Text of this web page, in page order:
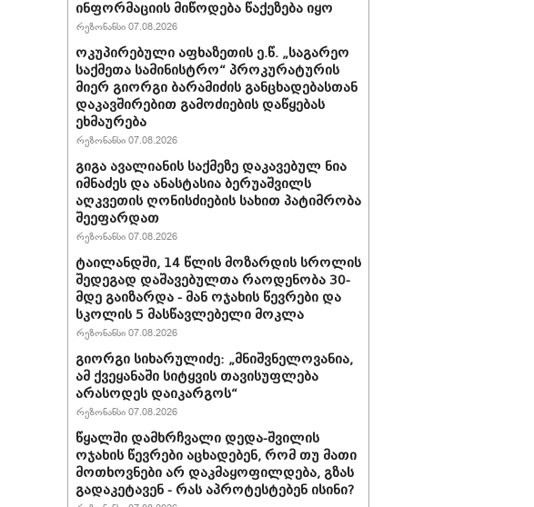
ინფორმაციის მიწოდება წაქეზება იყო
რეზონანსი 07.08.2026
ოკუპირებული აფხაზეთის ე.წ. „საგარეო
საქმეთა სამინისტრო“ პროკურატურის
მიერ გიორგი ბარამიძის განცხადებასთან
დაკავშირებით გამოძიების დაწყებას
ეხმაურება
რეზონანსი 07.08.2026
გიგა ავალიანის საქმეზე დაკავებულ ნია
იმნაძეს და ანასტასია ბერუაშვილს
აღკვეთის ღონისძიების სახით პატიმრობა
შეეფარდათ
რეზონანსი 07.08.2026
ტაილანდში, 14 წლის მოზარდის სროლის
შედეგად დაშავებულთა რაოდენობა 30-
მდე გაიზარდა - მან ოჯახის წევრები და
სკოლის 5 მასწავლებელი მოკლა
რეზონანსი 07.08.2026
გიორგი სიხარულიძე: „მნიშვნელოვანია,
ამ ქვეყანაში სიტყვის თავისუფლება
არასოდეს დაიკარგოს“
რეზონანსი 07.08.2026
წყალში დამხრჩვალი დედა-შვილის
ოჯახის წევრები აცხადებენ, რომ თუ მათი
მოთხოვნები არ დაკმაყოფილდება, გზას
გადაკეტავენ - რას აპროტესტებენ ისინი?